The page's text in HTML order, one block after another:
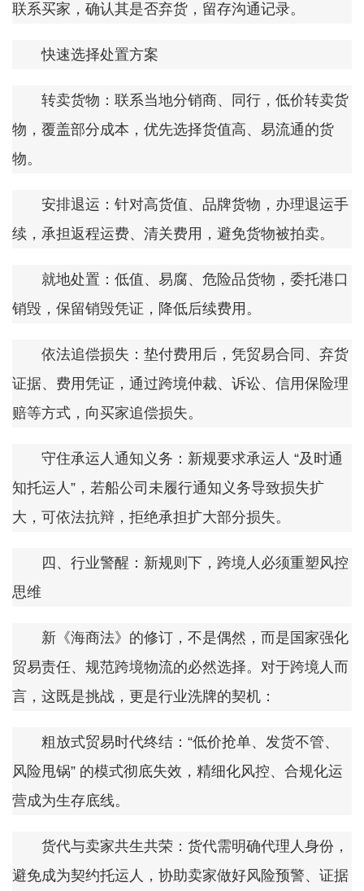
联系买家，确认其是否弃货，留存沟通记录。
快速选择处置方案
转卖货物：联系当地分销商、同行，低价转卖货
物，覆盖部分成本，优先选择货值高、易流通的货
物。
安排退运：针对高货值、品牌货物，办理退运手
续，承担返程运费、清关费用，避免货物被拍卖。
就地处置：低值、易腐、危险品货物，委托港口
销毁，保留销毁凭证，降低后续费用。
依法追偿损失：垫付费用后，凭贸易合同、弃货
证据、费用凭证，通过跨境仲裁、诉讼、信用保险理
赔等方式，向买家追偿损失。
守住承运人通知义务：新规要求承运人 “及时通
知托运人”，若船公司未履行通知义务导致损失扩
大，可依法抗辩，拒绝承担扩大部分损失。
四、行业警醒：新规则下，跨境人必须重塑风控
思维
新《海商法》的修订，不是偶然，而是国家强化
贸易责任、规范跨境物流的必然选择。对于跨境人而
言，这既是挑战，更是行业洗牌的契机：
粗放式贸易时代终结：“低价抢单、发货不管、
风险甩锅” 的模式彻底失效，精细化风控、合规化运
营成为生存底线。
货代与卖家共生共荣：货代需明确代理人身份，
避免成为契约托运人，协助卖家做好风险预警、证据